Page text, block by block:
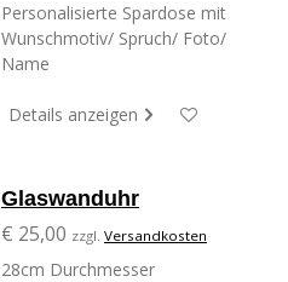
Personalisierte Spardose mit
Wunschmotiv/ Spruch/ Foto/
Name
Details anzeigen
Glaswanduhr
€ 25,00 zzgl. Versandkosten
28cm Durchmesser